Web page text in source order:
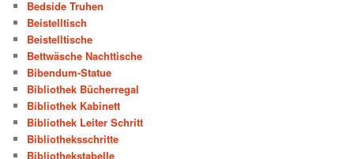
Bedside Truhen
Beistelltisch
Beistelltische
Bettwäsche Nachttische
Bibendum-Statue
Bibliothek Bücherregal
Bibliothek Kabinett
Bibliothek Leiter Schritt
Bibliotheksschritte
Bibliothekstabelle